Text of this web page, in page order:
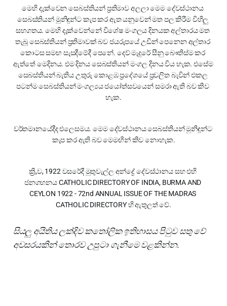
මෙහි දැක්වෙන සෙබස්තියන් ප්‍රතිමාව අලලා මෙම දේවස්ථානය
සෙබස්තියන් මුනිඳුන්ට කැප කර ඇත යනුවෙන් මත පල කිරීම විහිලු
සහගතය. මෙහි දැක්වෙන්නේ විශේෂ මංගලය දිනයක අල්තාරය මත
තැබූ සෙබස්තියන් ප්‍රතිමාවක් බව ජයරුපයේ උඩින් පෙනෙන අල්තාර
කොටස සමඟ සැසදීමේදී පෙනේ. දෙව් මැදුරේ සීනු බෞතිස්ම කර
ඇත්තේ මෙදිනය. එම දිනය සෙබස්තියන් මංගල දිනය විය හැක. එසේම
සෙබස්තියන් බැතිය උතුරු කොළඹ ප්‍රදේශයේ ප්‍රචලිත බැවින් එකල
පටන්ම සෙබස්තියන් මංගල්‍යය ජයෝත්සවයෙන් සමරා ඇති බව කිව
හැක.
වර්තමානයේදීද එලෙසමය. මෙම දේවස්ථානය සෙබස්තියන් මුනිඳුන්ට
කැප කර ඇති බව මෙමඟින් කිව නොහැක.
ක්‍රි,ව, 1922 වසරේදී මුතුවැල්ල අන්ද්‍රේ දේවස්ථානය සහ එහි
ජනගහනය CATHOLIC DIRECTORY OF INDIA, BURMA AND
CEYLON 1922 - 72nd ANNUAL ISSUE OF THE MADRAS
CATHOLIC DIRECTORY හි ඇතුලත් වේ.
සියලු අයිතිය ලක්දිව කතෝලික ඉතිහාසය පිටුව සතු වේ
අවසරයකින් තොරව උපුටා ගැනීමෙ වළකින්න.